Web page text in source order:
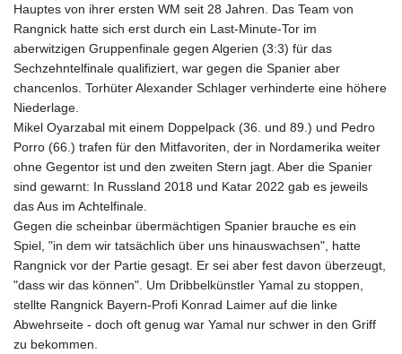
Hauptes von ihrer ersten WM seit 28 Jahren. Das Team von
Rangnick hatte sich erst durch ein Last-Minute-Tor im
aberwitzigen Gruppenfinale gegen Algerien (3:3) für das
Sechzehntelfinale qualifiziert, war gegen die Spanier aber
chancenlos. Torhüter Alexander Schlager verhinderte eine höhere
Niederlage.
Mikel Oyarzabal mit einem Doppelpack (36. und 89.) und Pedro
Porro (66.) trafen für den Mitfavoriten, der in Nordamerika weiter
ohne Gegentor ist und den zweiten Stern jagt. Aber die Spanier
sind gewarnt: In Russland 2018 und Katar 2022 gab es jeweils
das Aus im Achtelfinale.
Gegen die scheinbar übermächtigen Spanier brauche es ein
Spiel, "in dem wir tatsächlich über uns hinauswachsen", hatte
Rangnick vor der Partie gesagt. Er sei aber fest davon überzeugt,
"dass wir das können". Um Dribbelkünstler Yamal zu stoppen,
stellte Rangnick Bayern-Profi Konrad Laimer auf die linke
Abwehrseite - doch oft genug war Yamal nur schwer in den Griff
zu bekommen.